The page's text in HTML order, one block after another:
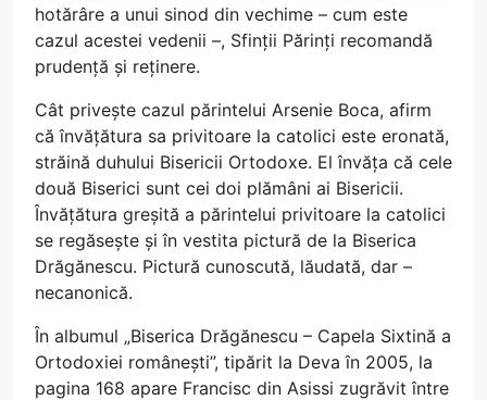
hotărâre a unui sinod din vechime – cum este
cazul acestei vedenii –, Sfinții Părinți recomandă
prudență și reținere.
Cât privește cazul părintelui Arsenie Boca, afirm
că învățătura sa privitoare la catolici este eronată,
străină duhului Bisericii Ortodoxe. El învăța că cele
două Biserici sunt cei doi plămâni ai Bisericii.
Învățătura greșită a părintelui privitoare la catolici
se regăsește și în vestita pictură de la Biserica
Drăgănescu. Pictură cunoscută, lăudată, dar –
necanonică.
În albumul „Biserica Drăgănescu – Capela Sixtină a
Ortodoxiei românești”, tipărit la Deva în 2005, la
pagina 168 apare Francisc din Asissi zugrăvit între